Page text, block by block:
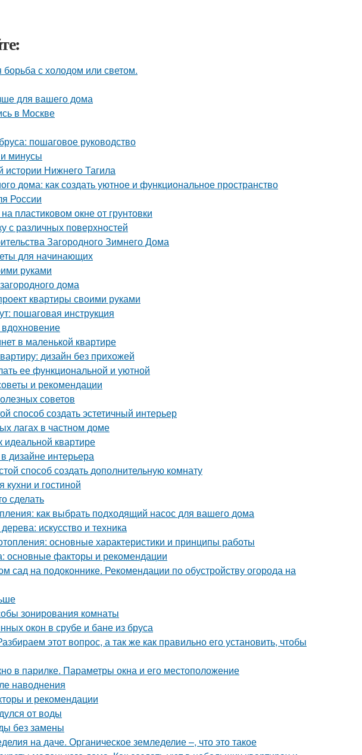
с холодом или светом.
для вашего дома
в Москве
пошаговое руководство
минусы
Нижнего Тагила
дома: как создать уютное и функциональное пространство
России
пластиковом окне от грунтовки
с различных поверхностей
Загородного Зимнего Дома
для начинающих
руками
дома
квартиры своими руками
пошаговая инструкция
в маленькой квартире
дизайн без прихожей
ее функциональной и уютной
и рекомендации
советов
способ создать эстетичный интерьер
лагах в частном доме
квартире
дизайне интерьера
способ создать дополнительную комнату
и гостиной
сделать
как выбрать подходящий насос для вашего дома
искусство и техника
основные характеристики и принципы работы
основные факторы и рекомендации
сад на подоконнике. Рекомендации по обустройству огорода на
зонирования комнаты
окон в срубе и бане из бруса
этот вопрос, а так же как правильно его установить, чтобы
в парилке. Параметры окна и его местоположение
наводнения
и рекомендации
от воды
без замены
на даче. Органическое земледелие –, что это такое